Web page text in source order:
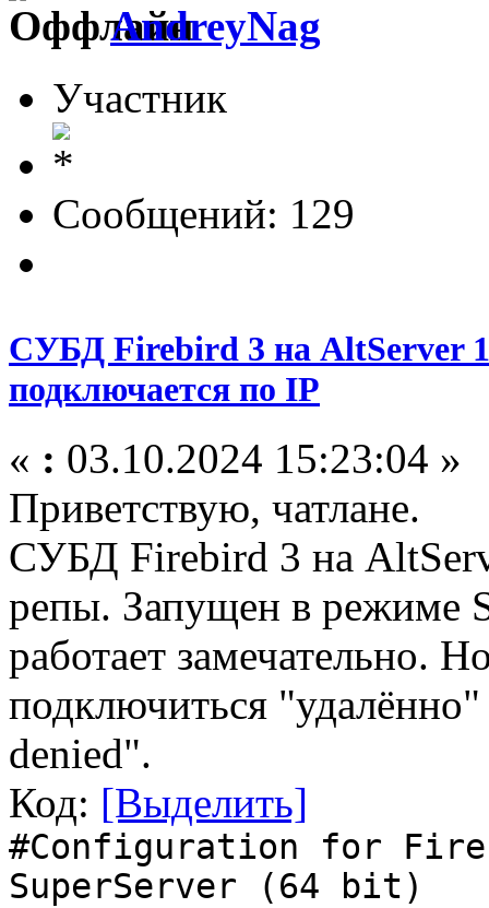
AndreyNag
Участник
Сообщений: 129
СУБД Firebird 3 на AltServer
подключается по IP
« : 03.10.2024 15:23:04 »
Приветствую, чатлане.
СУБД Firebird 3 на
репы. Запущен в режиме
работает замечательно.
подключиться "удалённо"
denied".
Код: [Выделить]
#Configuration for
SuperServer (64 bit)